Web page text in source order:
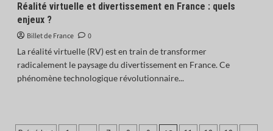
Réalité virtuelle et divertissement en France : quels
enjeux ?
Billet de France
0
La réalité virtuelle (RV) est en train de transformer
radicalement le paysage du divertissement en France. Ce
phénomène technologique révolutionnaire...